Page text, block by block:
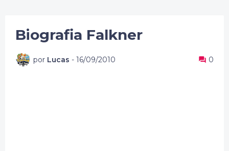
Biografia Falkner
por Lucas - 16/09/2010 0